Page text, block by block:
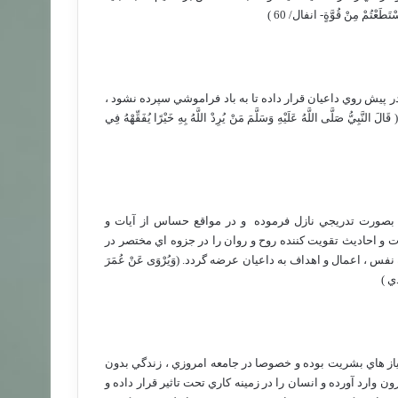
مِنْ قُوَّةٍ- انفال/ 60 )
روي داعيان قرار داده تا به باد فراموشي سپرده نشود ،
النَّبِيُّ صَلَّى اللَّهُ عَلَيْهِ وَسَلَّمَ مَنْ يُرِدْ اللَّهُ بِهِ خَيْرًا يُفَقِّهْهُ فِي
بصورت تدريجي نازل فرموده
و در مواقع حساس از آيات و
و احاديث تقويت كننده روح و روان را در جزوه اي مختصر در
، اعمال و اهداف به داعيان عرضه گردد. (وَيُرْوَى عَنْ عُمَرَ
)
هاي بشريت بوده و خصوصا در جامعه امروزي ، زندگي بدون
آورده و انسان را در زمينه كاري تحت تاثير قرار داده و